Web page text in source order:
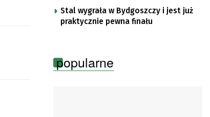
Stal wygrała w Bydgoszczy i jest już
praktycznie pewna finału
popularne